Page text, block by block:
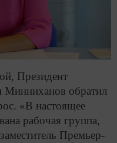
Президент
Минниханов обратил
«В настоящее
рабочая группа,
Премьер-